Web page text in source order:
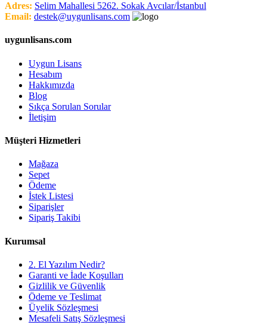
Adres: Selim Mahallesi 5262. Sokak Avcılar/İstanbul
Email: destek@uygunlisans.com
uygunlisans.com
Uygun Lisans
Hesabım
Hakkımızda
Blog
Sıkça Sorulan Sorular
İletişim
Müşteri Hizmetleri
Mağaza
Sepet
Ödeme
İstek Listesi
Siparişler
Sipariş Takibi
Kurumsal
2. El Yazılım Nedir?
Garanti ve İade Koşulları
Gizlilik ve Güvenlik
Ödeme ve Teslimat
Üyelik Sözleşmesi
Mesafeli Satış Sözleşmesi